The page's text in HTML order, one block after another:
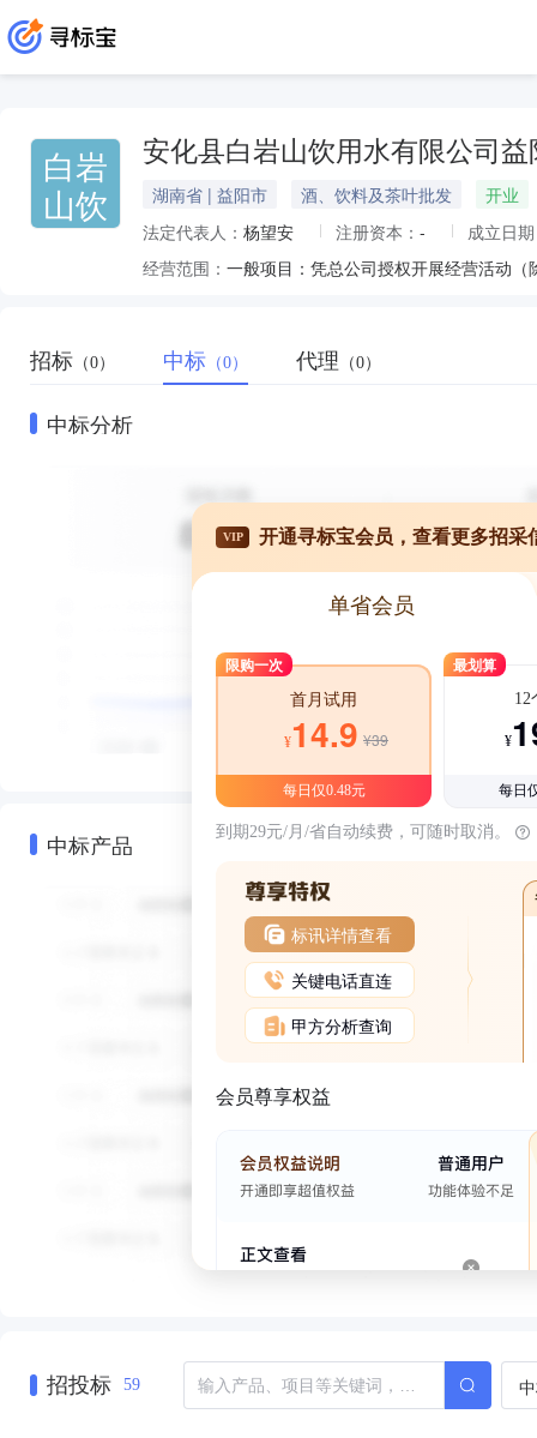
白岩
山饮
安化县白岩山饮用水有限公司益
湖南省 | 益阳市 酒、饮料及茶叶批发
开业
法定代表人： 杨望安 注册资本： -
成立日
经营范围： 一般项目：凭总公司授权开展经营活动
招标 （0） 中标 （0） 代理 （0）
中标分析
中标产品
VIP 开通寻标宝会员，查看更多招采
单省会员
限购一次
首月试用
¥14.9 ¥39
每日仅0.48元
最划算
12
¥
每日
到期29元/月/省自动续费，可随时取消。
标讯详情查看
关键电话直连
甲方分析查询
会员尊享权益
招投标 59